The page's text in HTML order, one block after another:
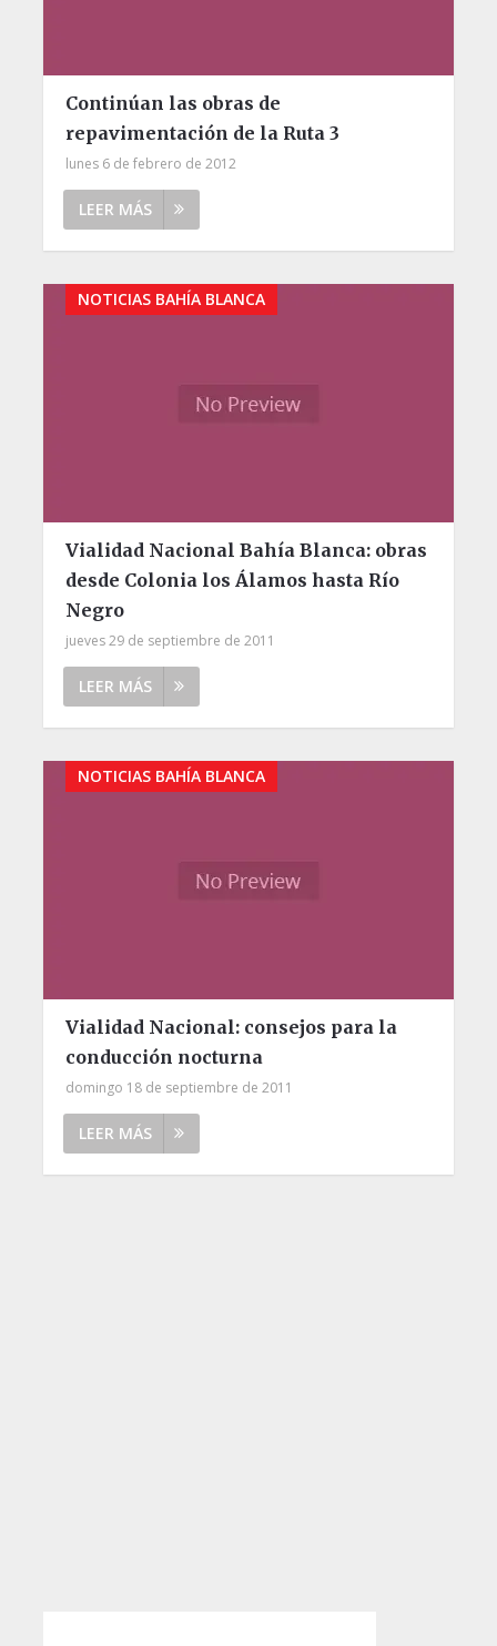
Continúan las obras de
repavimentación de la Ruta 3
lunes 6 de febrero de 2012
LEER MÁS
NOTICIAS BAHÍA BLANCA
Vialidad Nacional Bahía Blanca: obras
desde Colonia los Álamos hasta Río
Negro
jueves 29 de septiembre de 2011
LEER MÁS
NOTICIAS BAHÍA BLANCA
Vialidad Nacional: consejos para la
conducción nocturna
domingo 18 de septiembre de 2011
LEER MÁS